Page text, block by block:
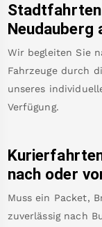
Neudauberg
Wir begleiten Sie
Fahrzeuge durch
unseres
Verfügung.
nach oder
Muss ein Packet,
zuverlässig nach